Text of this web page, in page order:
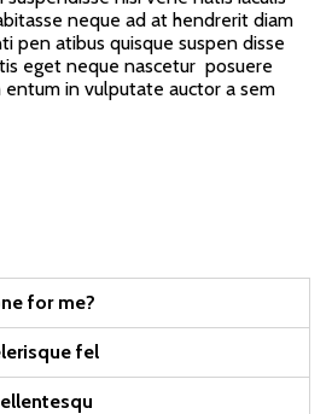
neque ad at hendrerit diam
pen atibus quisque suspen disse
eget neque nascetur posuere
entum in vulputate auctor a sem
for me?
fel